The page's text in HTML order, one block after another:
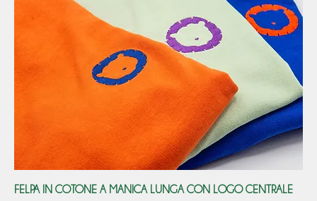
FELPA IN COTONE A MANICA LUNGA CON LOGO CENTRALE